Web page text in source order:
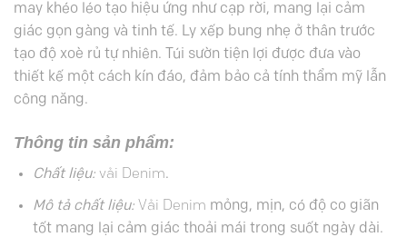
may khéo léo tạo hiệu ứng như cạp rời, mang lại cảm
giác gọn gàng và tinh tế. Ly xếp bung nhẹ ở thân trước
tạo độ xoè rủ tự nhiên. Túi sườn tiện lợi được đưa vào
thiết kế một cách kín đáo, đảm bảo cả tính thẩm mỹ lẫn
công năng.
Thông tin sản phẩm:
Chất liệu:vải Denim.
Mô tả chất liệu:Vải Denim mỏng, mịn, có độ co giãn
tốt mang lại cảm giác thoải mái trong suốt ngày dài.